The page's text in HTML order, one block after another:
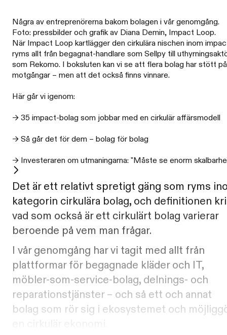
Några av entreprenörerna bakom bolagen i vår genomgång.
Foto: pressbilder och grafik av Diana Demin, Impact Loop.
När Impact Loop kartlägger den cirkulära nischen inom
ryms allt från begagnat-handlare som Sellpy till
som Rekomo. I boksluten kan vi se att flera bolag har stött på
motgångar – men att det också finns vinnare.
Här går vi igenom:
→ 35 impact-bolag som jobbar med en cirkulär affärsmodell
→ Så går det för dem – bolag för bolag
→ Investeraren om utmaningarna: "Måste se enorm
Det är ett relativt spretigt gäng som ryms
kategorin cirkulära bolag, och definitionen
vad som också är ett cirkulärt bolag varierar
beroende på vem man frågar.
I vår genomgång har vi tagit med allt från
plattformar för begagnade kläder och IT,
möbler-som-service-bolag, delnings- och
reparationstjänster – och så ett och annat
bolag som rör sig i ekosystemet och